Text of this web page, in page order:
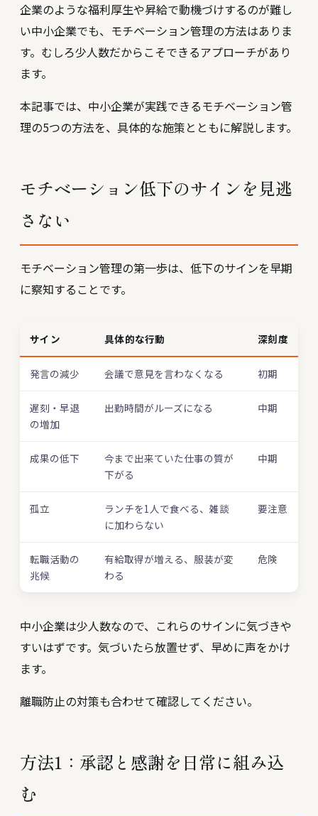
企業のような福利厚生や昇給で動機づけするのが難し
い中小企業でも、モチベーション管理の方法はありま
す。むしろ少人数だからこそできるアプローチがあり
ます。
本記事では、中小企業が実践できるモチベーション管
理の5つの方法を、具体的な施策とともに解説します。
モチベーション低下のサインを見逃
さない
モチベーション管理の第一歩は、低下のサインを早期
に察知することです。
サイン 具体的な行動 深刻度
発言の減少 会議で意見を言わなくなる 初期
遅刻・早退
の増加
出勤時間がルーズになる 中期
成果の低下
今まで出来ていた仕事の質が
下がる
中期
孤立
ランチを1人で食べる、雑談
に加わらない
要注意
転職活動の
兆候
有給取得が増える、服装が変
わる
危険
中小企業は少人数なので、これらのサインに気づきや
すいはずです。気づいたら放置せず、早めに声をかけ
ます。
離職防止の対策も合わせて確認してください。
方法1：承認と感謝を日常に組み込
む